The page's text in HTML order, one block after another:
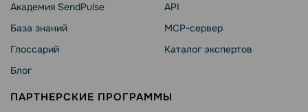
Академия SendPulse
База знаний
Глоссарий
Блог
API
MCP-сервер
Каталог экспертов
ПАРТНЕРСКИЕ ПРОГРАММЫ